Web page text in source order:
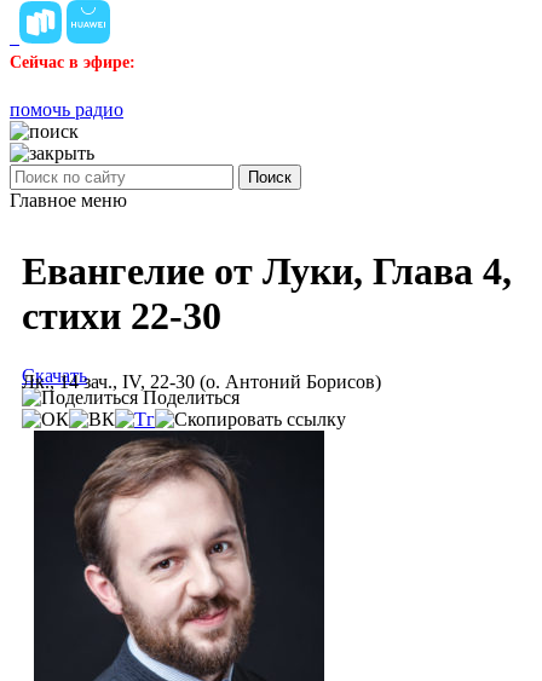
Сейчас в эфире:
помочь радио
Поиск
Главное меню
Евангелие от Луки, Глава 4,
стихи 22-30
Лк., 14 зач., IV, 22-30 (о. Антоний Борисов)
Скачать
Поделиться